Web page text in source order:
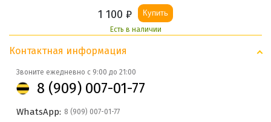
1 100 ₽ Купить
Есть в наличии
Контактная информация
Звоните ежедневно с 9:00 до 21:00
8 (909) 007-01-77
WhatsApp: 8 (909) 007-01-77